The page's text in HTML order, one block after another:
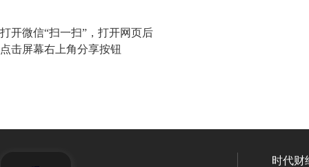
打开微信“扫一扫”，打开网页后
点击屏幕右上角分享按钮
时代财